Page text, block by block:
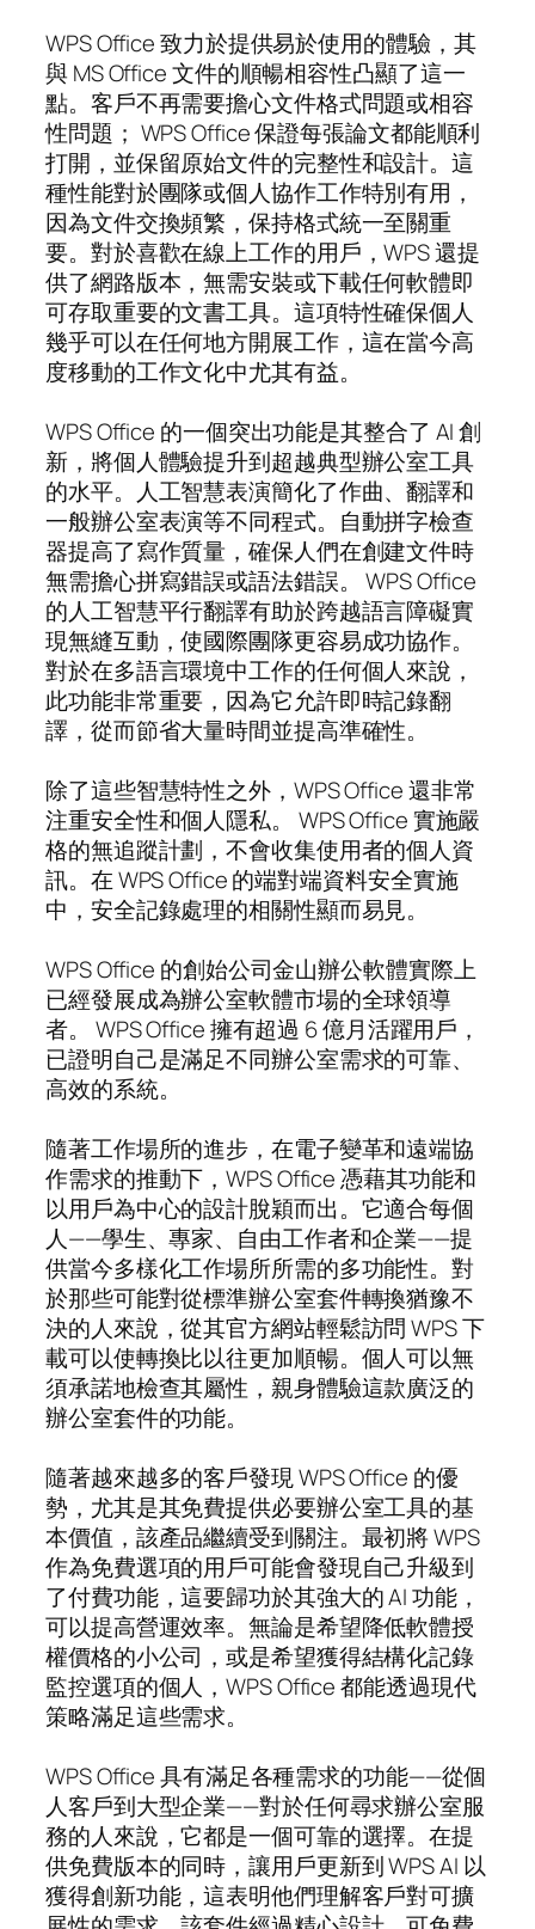
WPS Office 致力於提供易於使用的體驗，其
與 MS Office 文件的順暢相容性凸顯了這一
點。客戶不再需要擔心文件格式問題或相容
性問題； WPS Office 保證每張論文都能順利
打開，並保留原始文件的完整性和設計。這
種性能對於團隊或個人協作工作特別有用，
因為文件交換頻繁，保持格式統一至關重
要。對於喜歡在線上工作的用戶，WPS 還提
供了網路版本，無需安裝或下載任何軟體即
可存取重要的文書工具。這項特性確保個人
幾乎可以在任何地方開展工作，這在當今高
度移動的工作文化中尤其有益。
WPS Office 的一個突出功能是其整合了 AI 創
新，將個人體驗提升到超越典型辦公室工具
的水平。人工智慧表演簡化了作曲、翻譯和
一般辦公室表演等不同程式。自動拼字檢查
器提高了寫作質量，確保人們在創建文件時
無需擔心拼寫錯誤或語法錯誤。 WPS Office
的人工智慧平行翻譯有助於跨越語言障礙實
現無縫互動，使國際團隊更容易成功協作。
對於在多語言環境中工作的任何個人來說，
此功能非常重要，因為它允許即時記錄翻
譯，從而節省大量時間並提高準確性。
除了這些智慧特性之外，WPS Office 還非常
注重安全性和個人隱私。 WPS Office 實施嚴
格的無追蹤計劃，不會收集使用者的個人資
訊。在 WPS Office 的端對端資料安全實施
中，安全記錄處理的相關性顯而易見。
WPS Office 的創始公司金山辦公軟體實際上
已經發展成為辦公室軟體市場的全球領導
者。 WPS Office 擁有超過 6 億月活躍用戶，
已證明自己是滿足不同辦公室需求的可靠、
高效的系統。
隨著工作場所的進步，在電子變革和遠端協
作需求的推動下，WPS Office 憑藉其功能和
以用戶為中心的設計脫穎而出。它適合每個
人——學生、專家、自由工作者和企業——提
供當今多樣化工作場所所需的多功能性。對
於那些可能對從標準辦公室套件轉換猶豫不
決的人來說，從其官方網站輕鬆訪問 WPS 下
載可以使轉換比以往更加順暢。個人可以無
須承諾地檢查其屬性，親身體驗這款廣泛的
辦公室套件的功能。
隨著越來越多的客戶發現 WPS Office 的優
勢，尤其是其免費提供必要辦公室工具的基
本價值，該產品繼續受到關注。最初將 WPS
作為免費選項的用戶可能會發現自己升級到
了付費功能，這要歸功於其強大的 AI 功能，
可以提高營運效率。無論是希望降低軟體授
權價格的小公司，或是希望獲得結構化記錄
監控選項的個人，WPS Office 都能透過現代
策略滿足這些需求。
WPS Office 具有滿足各種需求的功能——從個
人客戶到大型企業——對於任何尋求辦公室服
務的人來說，它都是一個可靠的選擇。在提
供免費版本的同時，讓用戶更新到 WPS AI 以
獲得創新功能，這表明他們理解客戶對可擴